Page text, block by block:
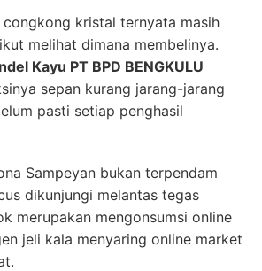
kristal ternyata masih
melihat dimana membelinya.
Kayu PT BPD BENGKULU
sepan kurang jarang-jarang
pasti setiap penghasil
Sampeyan bukan terpendam
dikunjungi melantas tegas
merupakan mengonsumsi online
jeli kala menyaring online market